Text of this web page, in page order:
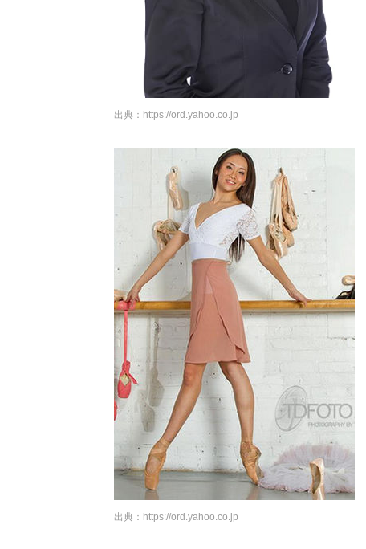
出典： https://ord.yahoo.co.jp
出典： https://ord.yahoo.co.jp